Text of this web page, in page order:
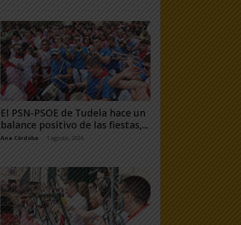
El PSN-PSOE de Tudela hace un
balance positivo de las fiestas,...
Ana Córdoba - 1 agosto, 2026